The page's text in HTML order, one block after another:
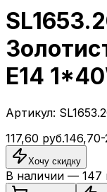
E14
Артикул:
117,60 руб.146,70-
Хочу скидку
В наличии — 147